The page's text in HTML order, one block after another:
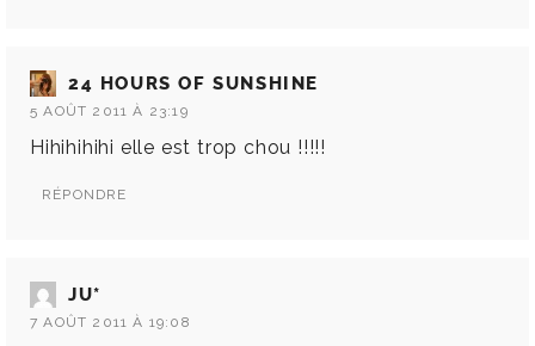
24 HOURS OF SUNSHINE
5 AOÛT 2011 À 23:19
Hihihihihi elle est trop chou !!!!!
RÉPONDRE
JU*
7 AOÛT 2011 À 19:08